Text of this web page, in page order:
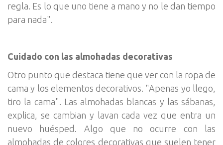
regla. Es lo que uno tiene a mano y no le dan tiempo
para nada".
Cuidado con las almohadas decorativas
Otro punto que destaca tiene que ver con la ropa de
cama y los elementos decorativos. "Apenas yo llego,
tiro la cama". Las almohadas blancas y las sábanas,
explica, se cambian y lavan cada vez que entra un
nuevo huésped. Algo que no ocurre con las
almohadas de colores decorativas que suelen tener